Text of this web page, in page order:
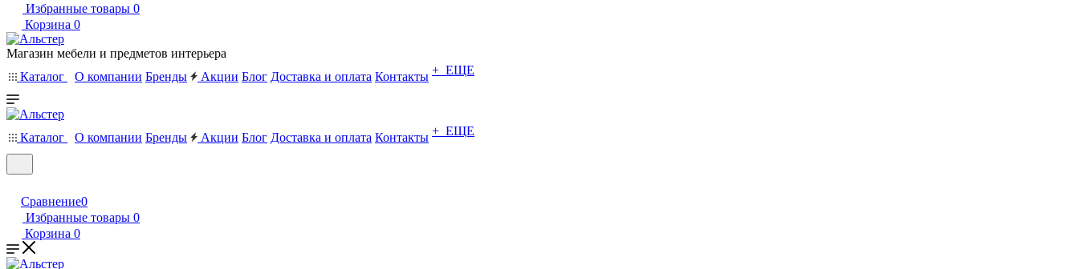
Избранные товары 0
Корзина 0
Магазин мебели и предметов интерьера
Каталог
О компании Бренды Акции Блог Доставка и оплата Контакты + ЕЩЕ
Каталог О компании Бренды Акции Блог Доставка и оплата Контакты + ЕЩЕ
Сравнение0
Избранные товары 0
Корзина 0